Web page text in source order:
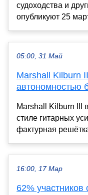
судоходства и
опубликуют 25
05:00, 31 Май
Marshall Kilburn
автономностью
Marshall Kilburn III
стиле гитарных
фактурная
16:00, 17 Мар
62%